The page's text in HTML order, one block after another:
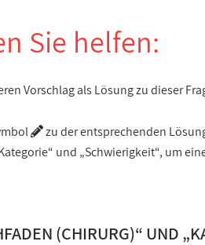
Sie helfen:
Vorschlag als Lösung zu dieser
zu der entsprechenden
und „Schwierigkeit“, um
(CHIRURG)“ UND „